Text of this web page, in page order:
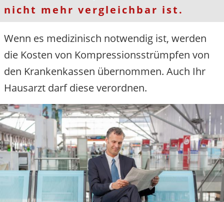
nicht mehr vergleichbar ist.
Wenn es medizinisch notwendig ist, werden
die Kosten von Kompressionsstrümpfen von
den Krankenkassen übernommen. Auch Ihr
Hausarzt darf diese verordnen.